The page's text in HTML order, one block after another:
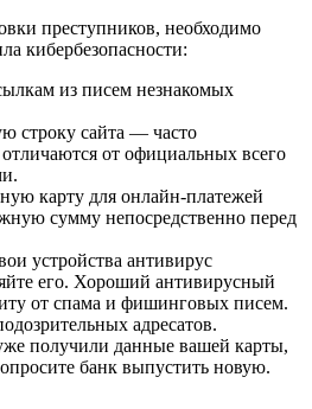
преступников, необходимо
кибербезопасности:
из писем незнакомых
строку сайта — часто
от официальных всего
карту для онлайн-платежей
сумму непосредственно перед
устройства антивирус
его. Хороший антивирусный
от спама и фишинговых писем.
адресатов.
получили данные вашей карты,
банк выпустить новую.